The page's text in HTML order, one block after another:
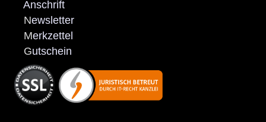
Anschrift
Newsletter
Merkzettel
Gutschein